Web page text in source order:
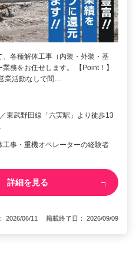
、各種解体工事（内装・外装・基
務をお任せします。 【Point！】
業活動なしで問…
東武野田線「六実駅」より徒歩13
工事・重機オペレーターの経験者
詳細を見る
2026/06/11 掲載終了日： 2026/09/09